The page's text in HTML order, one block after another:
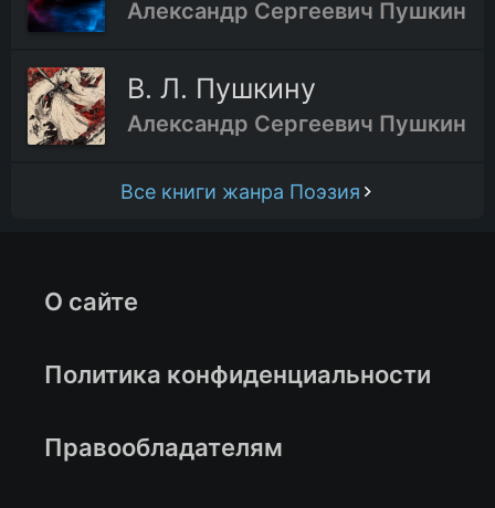
Александр Сергеевич Пушкин
В. Л. Пушкину
Александр Сергеевич Пушкин
Все книги жанра Поэзия
О сайте
Политика конфиденциальности
Правообладателям